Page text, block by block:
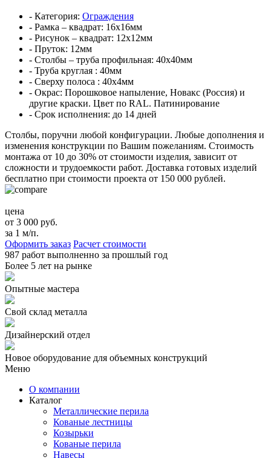
- Категория: Ограждения
- Рамка – квадрат: 16х16мм
- Рисунок – квадрат: 12х12мм
- Пруток: 12мм
- Столбы – труба профильная: 40х40мм
- Труба круглая : 40мм
- Сверху полоса : 40х4мм
- Окрас: Порошковое напыление, Новакс (Россия) и
другие краски. Цвет по RAL. Патинирование
- Срок исполнения: до 14 дней
Столбы, поручни любой конфигурации. Любые дополнения и
изменения конструкции по Вашим пожеланиям. Стоимость
монтажа от 10 до 30% от стоимости изделия, зависит от
сложности и трудоемкости работ. Доставка готовых изделий
бесплатно при стоимости проекта от 150 000 рублей.
цена
от 3 000 руб.
за 1 м/п.
Оформить заказ Расчет стоимости
987 работ выполненно за прошлый год
Более 5 лет на рынке
Опытные мастера
Свой склад металла
Дизайнерский отдел
Новое оборудование для объемных конструкций
Меню
О компании
Каталог
Металлические перила
Кованые лестницы
Козырьки
Кованые перила
Навесы